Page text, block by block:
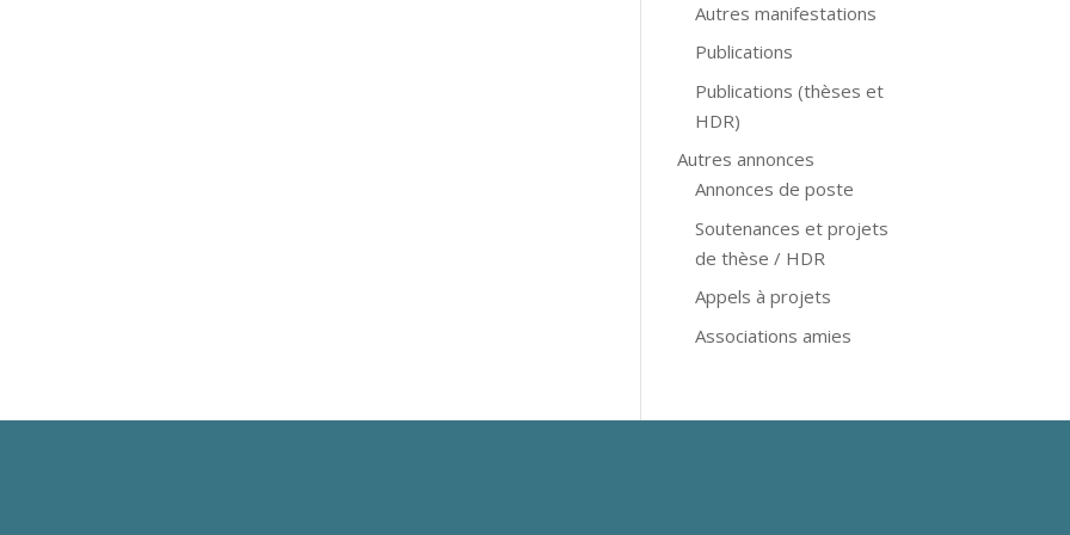
Autres manifestations
Publications
Publications (thèses et
HDR)
Autres annonces
Annonces de poste
Soutenances et projets
de thèse / HDR
Appels à projets
Associations amies